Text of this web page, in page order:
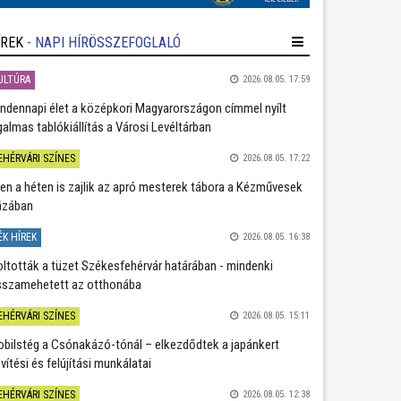
- NAPI HÍRÖSSZEFOGLALÓ
2026.08.05. 17:59
élet a középkori Magyarországon címmel nyílt
tablókiállítás a Városi Levéltárban
SZÍNES 2026.08.05. 17:22
a héten is zajlik az apró mesterek tábora a Kézművesek
HÍREK 2026.08.05. 16:38
a tüzet Székesfehérvár határában - mindenki
az otthonába
SZÍNES 2026.08.05. 15:11
a Csónakázó-tónál – elkezdődtek a japánkert
és felújítási munkálatai
SZÍNES 2026.08.05. 12:38